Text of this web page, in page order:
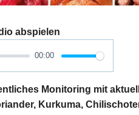
abspielen
00:00
Monitoring mit
Kurkuma,